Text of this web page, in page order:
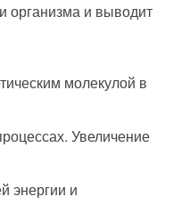
организма и выводит
молекулой в
Увеличение
энергии и